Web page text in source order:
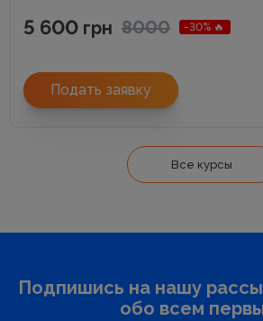
5 600 грн 8000 -30% 🔥
Подать заявку
Все курсы
Подпишись на нашу
обо всем